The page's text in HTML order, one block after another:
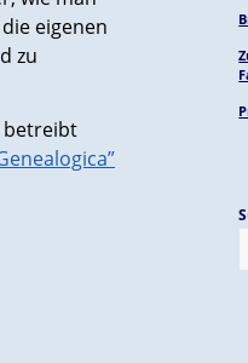
eigenen
zu
betreibt